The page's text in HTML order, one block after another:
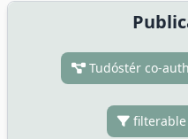
Tudóstér co-